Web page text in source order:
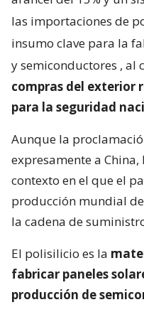
las importaciones de
insumo clave para la
y semiconductores , al
compras del exterior
para la seguridad
Aunque la
expresamente a
contexto en el que el
producción mundial
la cadena de
El polisilicio es la
fabricar paneles
producción de